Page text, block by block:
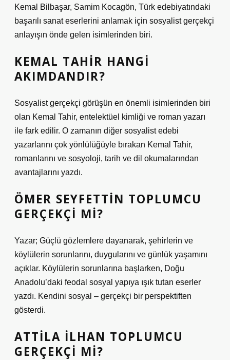
Kemal Bilbaşar, Samim Kocagön, Türk edebiyatındaki
başarılı sanat eserlerini anlamak için sosyalist gerçekçi
anlayışın önde gelen isimlerinden biri.
KEMAL TAHIR HANGI
AKIMDANDIR?
Sosyalist gerçekçi görüşün en önemli isimlerinden biri
olan Kemal Tahir, entelektüel kimliği ve roman yazarı
ile fark edilir. O zamanın diğer sosyalist edebi
yazarlarını çok yönlülüğüyle bırakan Kemal Tahir,
romanlarını ve sosyoloji, tarih ve dil okumalarından
avantajlarını yazdı.
ÖMER SEYFETTIN TOPLUMCU
GERÇEKÇI MI?
Yazar; Güçlü gözlemlere dayanarak, şehirlerin ve
köylülerin sorunlarını, duygularını ve günlük yaşamını
açıklar. Köylülerin sorunlarına başlarken, Doğu
Anadolu’daki feodal sosyal yapıya ışık tutan eserler
yazdı. Kendini sosyal – gerçekçi bir perspektiften
gösterdi.
ATTILA İLHAN TOPLUMCU
GERÇEKÇI MI?